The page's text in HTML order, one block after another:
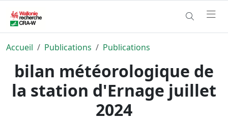
Accueil Publications Publications
bilan météorologique de
la station d'Ernage juillet
2024